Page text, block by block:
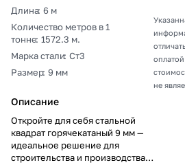
Длина: 6 м
Количество метров в 1
тонне: 1572.3 м.
Марка стали: Ст3
Размер: 9 мм
Описание
Откройте для себя стальной
квадрат горячекатаный 9 мм —
идеальное решение для
строительства и производства.
не